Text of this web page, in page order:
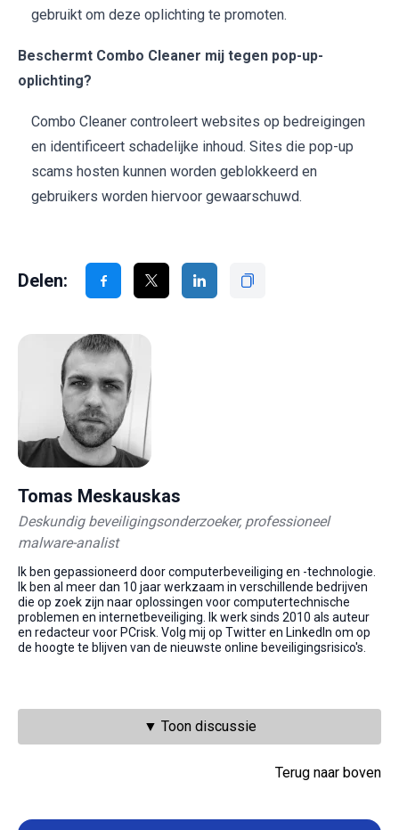
gebruikt om deze oplichting te promoten.
Beschermt Combo Cleaner mij tegen pop-up-
oplichting?
Combo Cleaner controleert websites op bedreigingen
en identificeert schadelijke inhoud. Sites die pop-up
scams hosten kunnen worden geblokkeerd en
gebruikers worden hiervoor gewaarschuwd.
Delen:
Tomas Meskauskas
Deskundig beveiligingsonderzoeker, professioneel
malware-analist
Ik ben gepassioneerd door computerbeveiliging en -technologie.
Ik ben al meer dan 10 jaar werkzaam in verschillende bedrijven
die op zoek zijn naar oplossingen voor computertechnische
problemen en internetbeveiliging. Ik werk sinds 2010 als auteur
en redacteur voor PCrisk. Volg mij op Twitter en LinkedIn om op
de hoogte te blijven van de nieuwste online beveiligingsrisico's.
▼ Toon discussie
Terug naar boven